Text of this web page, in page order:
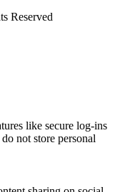
Reserved
like secure log-ins
not store personal